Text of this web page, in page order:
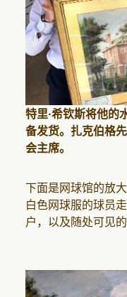
特里·希钦斯将他的
备发货。扎克伯格
会主席。
下面是网球馆的放
白色网球服的球员
户，以及随处可见的